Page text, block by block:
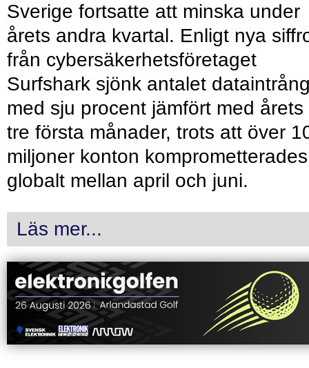
Sverige fortsatte att minska under
årets andra kvartal. Enligt nya
från cybersäkerhetsföretaget
Surfshark sjönk antalet
med sju procent jämfört med årets
tre första månader, trots att över
miljoner konton komprometterades
globalt mellan april och juni.
Läs mer...